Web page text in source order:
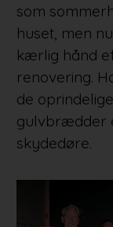
som
huset, men
kærlig hånd
renovering.
de
gulvbrædder
skydedøre.